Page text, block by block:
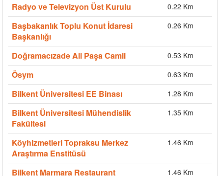
Radyo ve Televizyon Üst Kurulu 0.22 Km
Başbakanlık Toplu Konut İdaresi
Başkanlığı
0.26 Km
Doğramacızade Ali Paşa Camii 0.53 Km
Ösym 0.63 Km
Bilkent Üniversitesi EE Binası 1.28 Km
Bilkent Üniversitesi Mühendislik
Fakültesi
1.35 Km
Köyhizmetleri Topraksu Merkez
Araştırma Enstitüsü
1.46 Km
Bilkent Marmara Restaurant 1.46 Km